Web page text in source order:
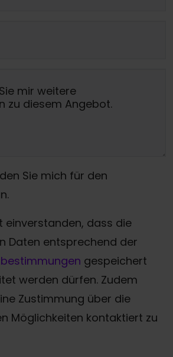
Sie mich für den
einverstanden, dass die
Daten entsprechend der
gespeichert
werden dürfen. Zudem
Zustimmung über die
Möglichkeiten kontaktiert zu